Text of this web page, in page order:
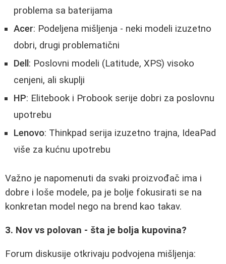
problema sa baterijama
Acer: Podeljena mišljenja - neki modeli izuzetno
dobri, drugi problematični
Dell: Poslovni modeli (Latitude, XPS) visoko
cenjeni, ali skuplji
HP: Elitebook i Probook serije dobri za poslovnu
upotrebu
Lenovo: Thinkpad serija izuzetno trajna, IdeaPad
više za kućnu upotrebu
Važno je napomenuti da svaki proizvođač ima i
dobre i loše modele, pa je bolje fokusirati se na
konkretan model nego na brend kao takav.
3. Nov vs polovan - šta je bolja kupovina?
Forum diskusije otkrivaju podvojena mišljenja: